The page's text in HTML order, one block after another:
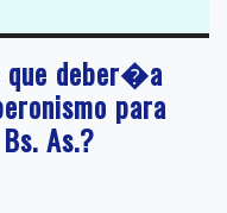
deber�a
para
As.?